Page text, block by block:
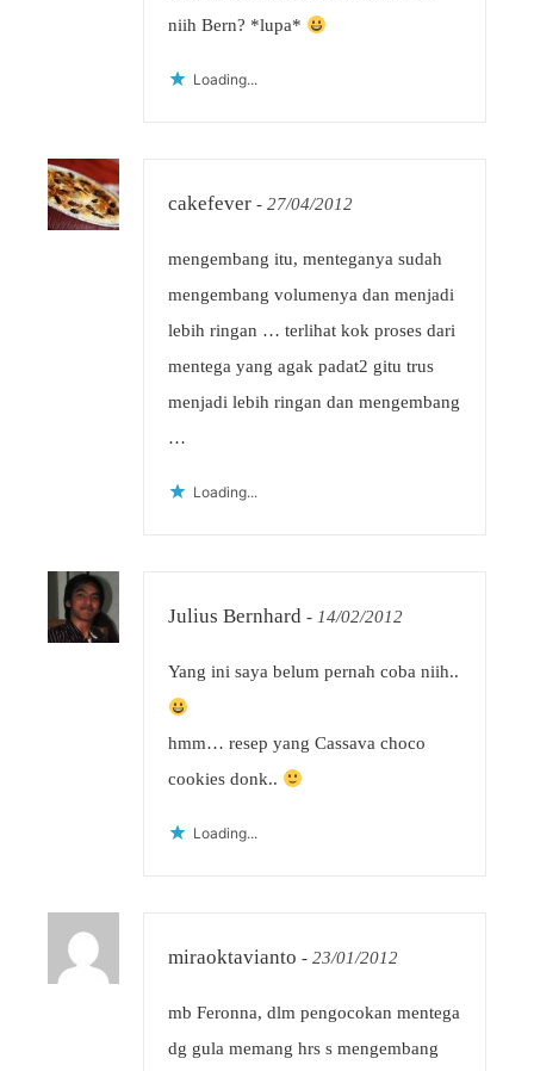
niih Bern? *lupa*
Loading...
cakefever - 27/04/2012
mengembang itu, menteganya sudah
mengembang volumenya dan menjadi
lebih ringan … terlihat kok proses dari
mentega yang agak padat2 gitu trus
menjadi lebih ringan dan mengembang
…
Loading...
Julius Bernhard - 14/02/2012
Yang ini saya belum pernah coba niih..
hmm… resep yang Cassava choco
cookies donk..
Loading...
miraoktavianto - 23/01/2012
mb Feronna, dlm pengocokan mentega
dg gula memang hrs s mengembang